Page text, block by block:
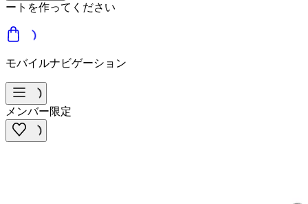
ートを作ってください
モバイルナビゲーション
メンバー限定